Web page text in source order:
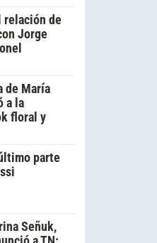
relación de
Jorge
de María
a la
floral y
parte
Señuk,